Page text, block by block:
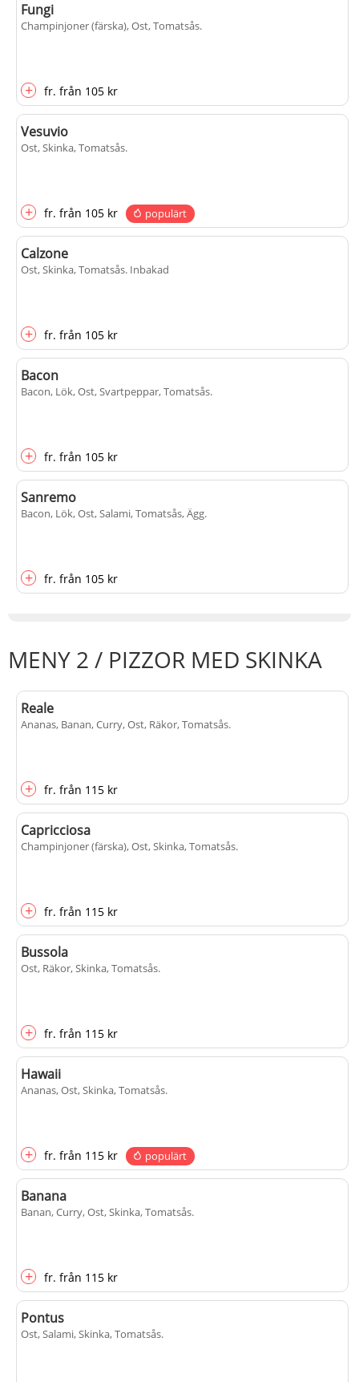
Fungi
Champinjoner (färska), Ost, Tomatsås.
+ fr. från 105 kr
Vesuvio
Ost, Skinka, Tomatsås.
+ fr. från 105 kr populärt
Calzone
Ost, Skinka, Tomatsås. Inbakad
+ fr. från 105 kr
Bacon
Bacon, Lök, Ost, Svartpeppar, Tomatsås.
+ fr. från 105 kr
Sanremo
Bacon, Lök, Ost, Salami, Tomatsås, Ägg.
+ fr. från 105 kr
MENY 2 / PIZZOR MED SKINKA
Reale
Ananas, Banan, Curry, Ost, Räkor, Tomatsås.
+ fr. från 115 kr
Capricciosa
Champinjoner (färska), Ost, Skinka, Tomatsås.
+ fr. från 115 kr
Bussola
Ost, Räkor, Skinka, Tomatsås.
+ fr. från 115 kr
Hawaii
Ananas, Ost, Skinka, Tomatsås.
+ fr. från 115 kr populärt
Banana
Banan, Curry, Ost, Skinka, Tomatsås.
+ fr. från 115 kr
Pontus
Ost, Salami, Skinka, Tomatsås.